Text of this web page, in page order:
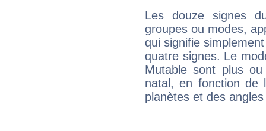
Les douze signes
groupes ou modes,
qui signifie
quatre signes. Le
Mutable sont plus
natal, en fonction de
planètes et des